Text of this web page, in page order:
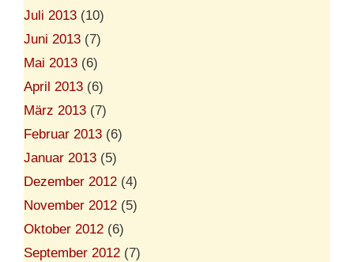
Juli 2013 (10)
Juni 2013 (7)
Mai 2013 (6)
April 2013 (6)
März 2013 (7)
Februar 2013 (6)
Januar 2013 (5)
Dezember 2012 (4)
November 2012 (5)
Oktober 2012 (6)
September 2012 (7)